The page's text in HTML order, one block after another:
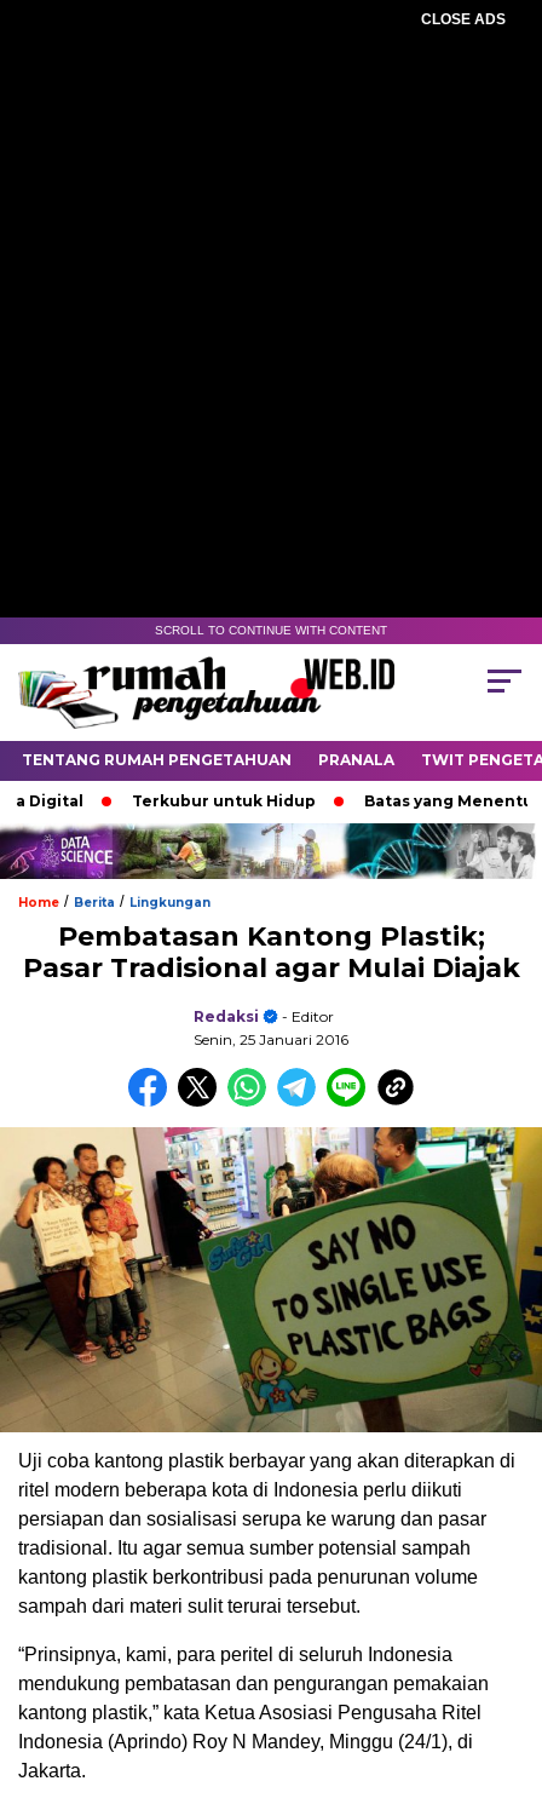
CLOSE ADS
SCROLL TO CONTINUE WITH CONTENT
TENTANG RUMAH PENGETAHUAN PRANALA TWIT
Terkubur untuk Hidup Batas yang Menentukan
Home / Berita / Lingkungan
Pembatasan Kantong Plastik;
Pasar Tradisional agar Mulai Diajak
Redaksi
- Editor
Senin, 25 Januari 2016
Uji coba kantong plastik berbayar yang akan diterapkan di
ritel modern beberapa kota di Indonesia perlu diikuti
persiapan dan sosialisasi serupa ke warung dan pasar
tradisional. Itu agar semua sumber potensial sampah
kantong plastik berkontribusi pada penurunan volume
sampah dari materi sulit terurai tersebut.
“Prinsipnya, kami, para peritel di seluruh Indonesia
mendukung pembatasan dan pengurangan pemakaian
kantong plastik,” kata Ketua Asosiasi Pengusaha Ritel
Indonesia (Aprindo) Roy N Mandey, Minggu (24/1), di
Jakarta.